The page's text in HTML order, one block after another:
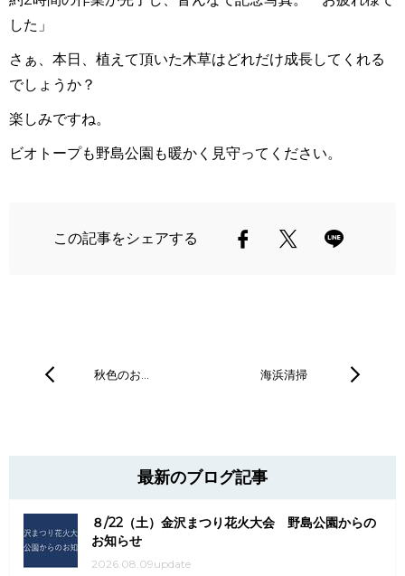
した」
さぁ、本日、植えて頂いた木草はどれだけ成長してくれる
でしょうか？
楽しみですね。
ビオトープも野島公園も暖かく見守ってください。
この記事をシェアする
秋色のお… 海浜清掃
最新のブログ記事
８/22（土）金沢まつり花火大会 野島公園からの
お知らせ
2026.08.09update